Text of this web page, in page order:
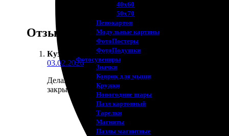
40х60
50х70
Пенокартон
Модульные картины
ФотоПостеры
ФотоПодушки
Фотоcувениры
Значки
Коврик для мыши
Кружки
Новогодние шары
Пазл картонный
Тарелки
Магниты
Пазлы магнитные
Отзывы
Кузьма Шишкин :
03.02.2026
Делал крупный заказ на печать разных
закрывающими документами, но это мелочи.